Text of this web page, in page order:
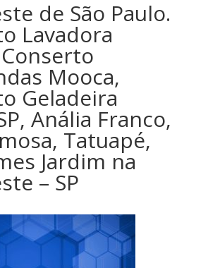
de São Paulo.
Lavadora
Mooca,
Geladeira
Anália Franco,
Tatuapé,
Jardim na
– SP